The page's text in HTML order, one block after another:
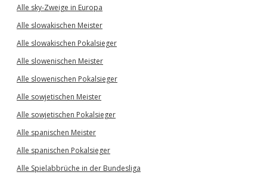
Alle sky-Zweige in Europa
Alle slowakischen Meister
Alle slowakischen Pokalsieger
Alle slowenischen Meister
Alle slowenischen Pokalsieger
Alle sowjetischen Meister
Alle sowjetischen Pokalsieger
Alle spanischen Meister
Alle spanischen Pokalsieger
Alle Spielabbrüche in der Bundesliga